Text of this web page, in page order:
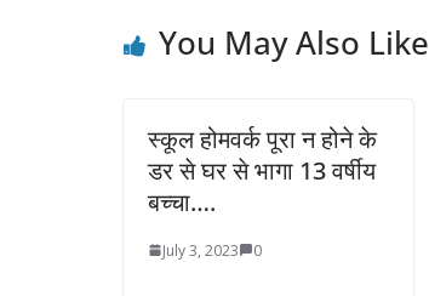
You May Also Like
स्कूल होमवर्क पूरा न होने के
डर से घर से भागा 13 वर्षीय
बच्चा….
July 3, 2023 0